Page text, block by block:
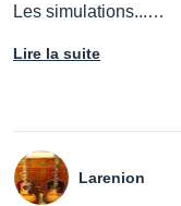
Les simulations...…
Lire la suite
Larenion